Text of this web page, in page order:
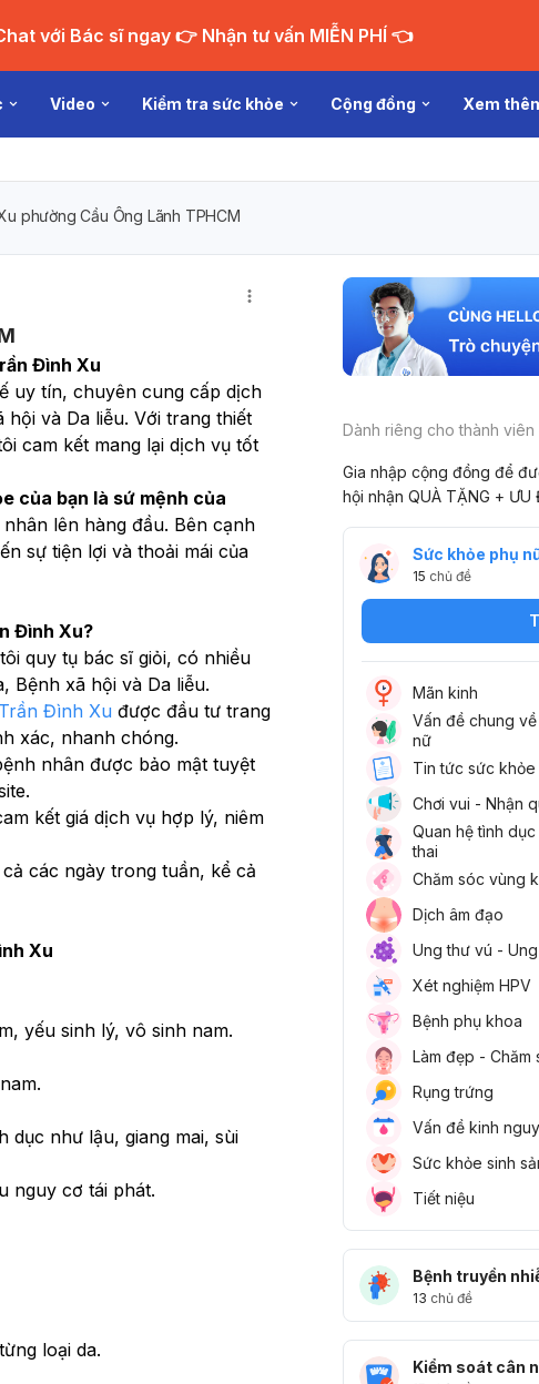
Chat với Bác sĩ ngay 👉 Nhận tư vấn MIỄN PHÍ 👈
Video Kiểm tra sức khỏe Cộng đồng Xem
phường Cầu Ông Lãnh TPHCM
Đình Xu
uy tín, chuyên cung cấp dịch
và Da liễu. Với trang thiết
cam kết mang lại dịch vụ tốt
của bạn là sứ mệnh của
lên hàng đầu. Bên cạnh
sự tiện lợi và thoải mái của
Đình Xu?
quy tụ bác sĩ giỏi, có nhiều
Bệnh xã hội và Da liễu.
Đình Xu được đầu tư trang
xác, nhanh chóng.
nhân được bảo mật tuyệt
kết giá dịch vụ hợp lý, niêm
các ngày trong tuần, kể cả
Xu
yếu sinh lý, vô sinh nam.
dục như lậu, giang mai, sùi
nguy cơ tái phát.
loại da.
Dành riêng cho thành
Gia nhập cộng đồng để
hội nhận QUÀ TẶNG + ƯU
Sức khỏe phụ
15 chủ đề
Mãn kinh
Vấn đề chung
nữ
Tin tức sức khỏe
Chơi vui - Nhận
Quan hệ tình
thai
Chăm sóc vùng
Dịch âm đạo
Ung thư vú -
Xét nghiệm HPV
Bệnh phụ khoa
Làm đẹp - Chăm
Rụng trứng
Vấn đề kinh
Sức khỏe sinh
Tiết niệu
Bệnh truyền
13 chủ đề
Kiểm soát cân